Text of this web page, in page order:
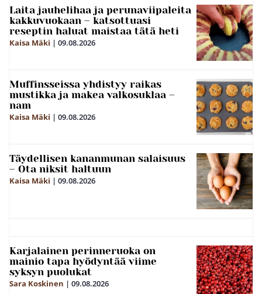
Laita jauhelihaa ja perunaviipaleita
kakkuvuokaan – katsottuasi
reseptin haluat maistaa tätä heti
Kaisa Mäki | 09.08.2026
Muffinsseissa yhdistyy raikas
mustikka ja makea valkosuklaa –
nam
Kaisa Mäki | 09.08.2026
Täydellisen kananmunan salaisuus
– Ota niksit haltuun
Kaisa Mäki | 09.08.2026
Karjalainen perinneruoka on
mainio tapa hyödyntää viime
syksyn puolukat
Sara Koskinen | 09.08.2026